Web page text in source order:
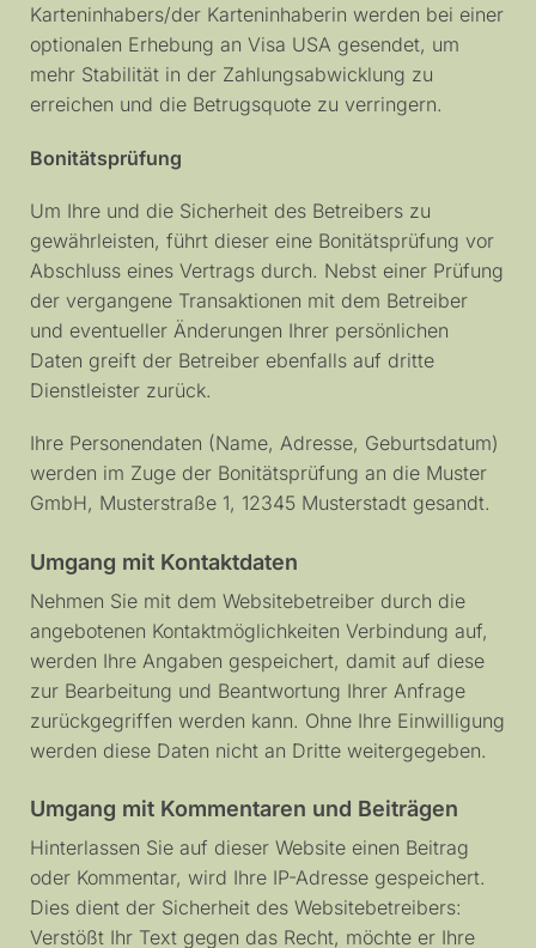
Karteninhabers/der Karteninhaberin werden bei einer
optionalen Erhebung an Visa USA gesendet, um
mehr Stabilität in der Zahlungsabwicklung zu
erreichen und die Betrugsquote zu verringern.
Bonitätsprüfung
Um Ihre und die Sicherheit des Betreibers zu
gewährleisten, führt dieser eine Bonitätsprüfung vor
Abschluss eines Vertrags durch. Nebst einer Prüfung
der vergangene Transaktionen mit dem Betreiber
und eventueller Änderungen Ihrer persönlichen
Daten greift der Betreiber ebenfalls auf dritte
Dienstleister zurück.
Ihre Personendaten (Name, Adresse, Geburtsdatum)
werden im Zuge der Bonitätsprüfung an die Muster
GmbH, Musterstraße 1, 12345 Musterstadt gesandt.
Umgang mit Kontaktdaten
Nehmen Sie mit dem Websitebetreiber durch die
angebotenen Kontaktmöglichkeiten Verbindung auf,
werden Ihre Angaben gespeichert, damit auf diese
zur Bearbeitung und Beantwortung Ihrer Anfrage
zurückgegriffen werden kann. Ohne Ihre Einwilligung
werden diese Daten nicht an Dritte weitergegeben.
Umgang mit Kommentaren und Beiträgen
Hinterlassen Sie auf dieser Website einen Beitrag
oder Kommentar, wird Ihre IP-Adresse gespeichert.
Dies dient der Sicherheit des Websitebetreibers:
Verstößt Ihr Text gegen das Recht, möchte er Ihre